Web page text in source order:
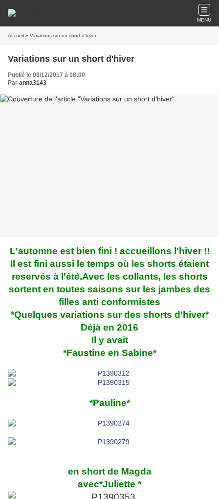
MENU
Accueil » Variations sur un short d'hiver
Variations sur un short d'hiver
Publié le 08/12/2017 à 08:00
Par anna3143
L'automne est bien fini ! accueillons l'hiver !!
Il est fini aussi le temps où les shorts étaient
reservés à l'été.Avec les collants, les shorts
sortent en toutes saisons sur les jambes des
filles anti conformistes
*Quelques variations sur des shorts d'hiver*
Déjà en 2016
Il y avait
*Faustine en Sabine*
*Pauline*
en short de Magda
avec*Juliette *